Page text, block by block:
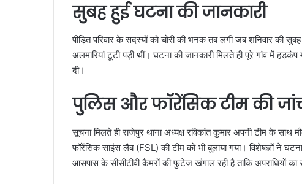
सुबह हुई घटना की जानकारी
पीड़ित परिवार के सदस्यों को चोरी की भनक तब लगी जब शनिवार की
अलमारियां टूटी पड़ी थीं। घटना की जानकारी मिलते ही पूरे गांव में
दी।
पुलिस और फॉरेंसिक टीम की
सूचना मिलते ही राजेपुर थाना अध्यक्ष रविकांत कुमार अपनी टीम के
फॉरेंसिक साइंस लैब (FSL) की टीम को भी बुलाया गया। विशेषज्ञों ने
आसपास के सीसीटीवी कैमरों की फुटेज खंगाल रही है ताकि अपराधियों